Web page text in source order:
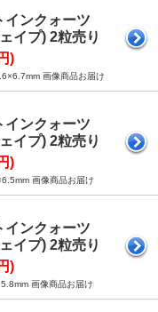
インクォーツ
イプ) 2粒売り
)
画像商品お届け
インクォーツ
イプ) 2粒売り
)
画像商品お届け
インクォーツ
イプ) 2粒売り
)
画像商品お届け